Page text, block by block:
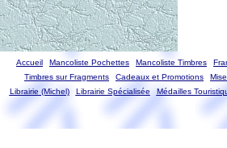
Accueil Mancoliste Pochettes Mancoliste Timbres
Timbres sur Fragments
Cadeaux et Promotions
Librairie (Michel)
Librairie Spécialisée Médailles